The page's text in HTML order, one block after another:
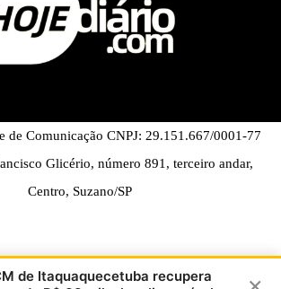
de Comunicação CNPJ: 29.151.667/0001-77
Glicério, número 891, terceiro andar,
Centro, Suzano/SP
de Itaquaquecetuba recupera